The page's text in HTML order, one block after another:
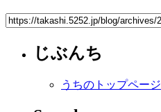
じぶんち
うちのトップページ